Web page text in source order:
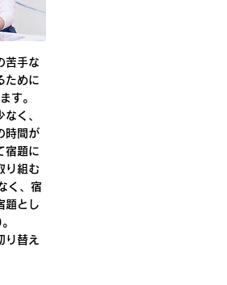
苦手な
ために
す。
く、
時間が
宿題に
り組む
く、宿
題とし
り替え